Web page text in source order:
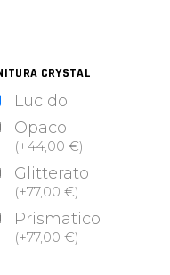
CRYSTAL
Lucido
Opaco
(+44,00€)
Glitterato
(+77,00€)
Prismatico
(+77,00€)